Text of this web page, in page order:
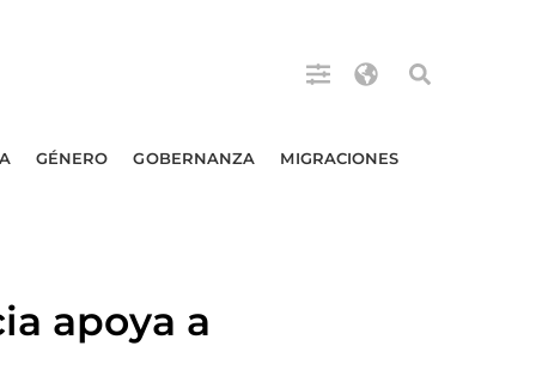
GÉNERO GOBERNANZA MIGRACIONES
apoya a